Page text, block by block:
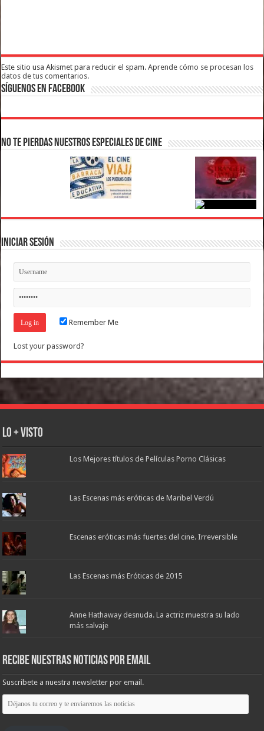
Este sitio usa Akismet para reducir el spam.Aprende cómo se procesan los
datos de tus comentarios.
Síguenos en Facebook
No te pierdas nuestros Especiales de Cine
Iniciar Sesión
Remember Me
Lost your password?
Lo + Visto
Los Mejores títulos de Películas Porno Clásicas
Las Escenas más eróticas de Maribel Verdú
Escenas eróticas más fuertes del cine. Irreversible
Las Escenas más Eróticas de 2015
Anne Hathaway desnuda. La actriz muestra su lado
más salvaje
Recibe nuestras noticias por email
Suscribete a nuestra newsletter por email.
Déjanos
tu
correo